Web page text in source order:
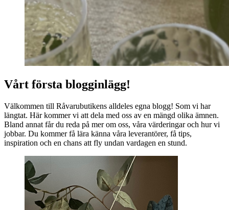
Vårt första blogginlägg!
Välkommen till Råvarubutikens alldeles egna blogg! Som vi har
längtat. Här kommer vi att dela med oss av en mängd olika ämnen.
Bland annat får du reda på mer om oss, våra värderingar och hur vi
jobbar. Du kommer få lära känna våra leverantörer, få tips,
inspiration och en chans att fly undan vardagen en stund.